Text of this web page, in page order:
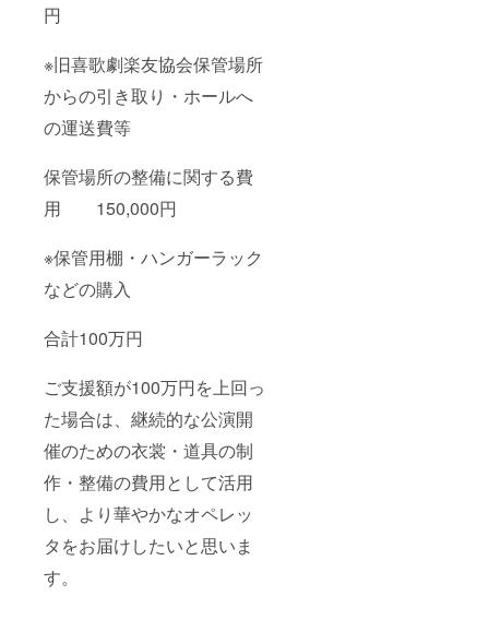
円
※旧喜歌劇楽友協会保管場所
からの引き取り・ホールへ
の運送費等
保管場所の整備に関する費
用 150,000円
※保管用棚・ハンガーラック
などの購入
合計100万円
ご支援額が100万円を上回っ
た場合は、継続的な公演開
催のための衣裳・道具の制
作・整備の費用として活用
し、より華やかなオペレッ
タをお届けしたいと思いま
す。